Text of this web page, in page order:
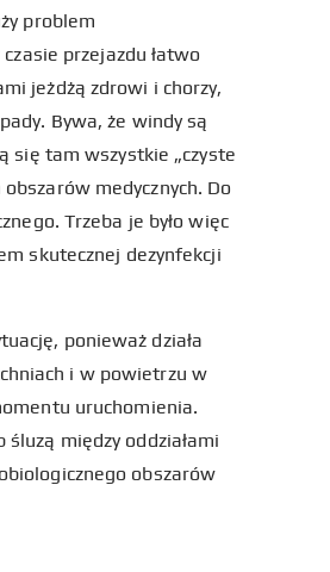
problem
przejazdu łatwo
jeżdżą zdrowi i chorzy,
Bywa, że windy są
się tam wszystkie „czyste
medycznych. Do
Trzeba je było więc
skutecznej dezynfekcji
ponieważ działa
i w powietrzu w
uruchomienia.
między oddziałami
obszarów